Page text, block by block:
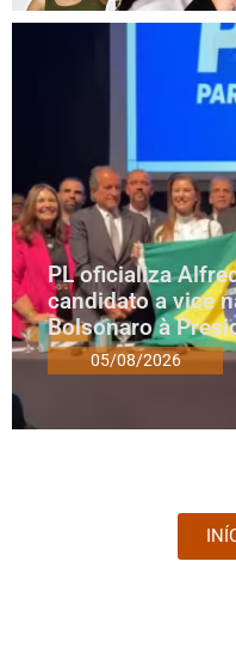
PL oficializa
candidato a vice
Bolsonaro à
05/08/2026